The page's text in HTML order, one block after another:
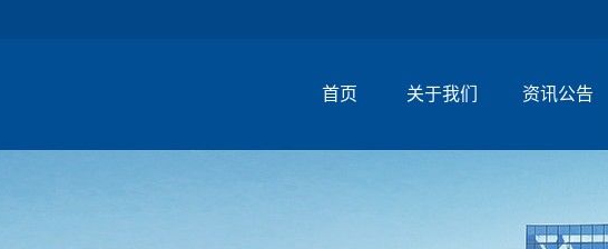
首页 关于我们 资讯公告